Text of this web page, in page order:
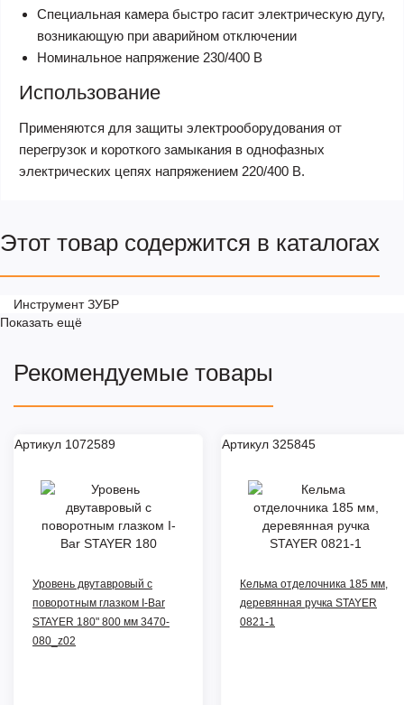
Специальная камера быстро гасит электрическую дугу,
возникающую при аварийном отключении
Номинальное напряжение 230/400 В
Использование
Применяются для защиты электрооборудования от
перегрузок и короткого замыкания в однофазных
электрических цепях напряжением 220/400 В.
Этот товар содержится в каталогах
Инструмент ЗУБР
Показать ещё
Рекомендуемые товары
Артикул 1072589
Уровень двутавровый с
поворотным глазком I-Bar
STAYER 180" 800 мм 3470-
080_z02
Артикул 325845
Кельма отделочника 185 мм,
деревянная ручка STAYER
0821-1